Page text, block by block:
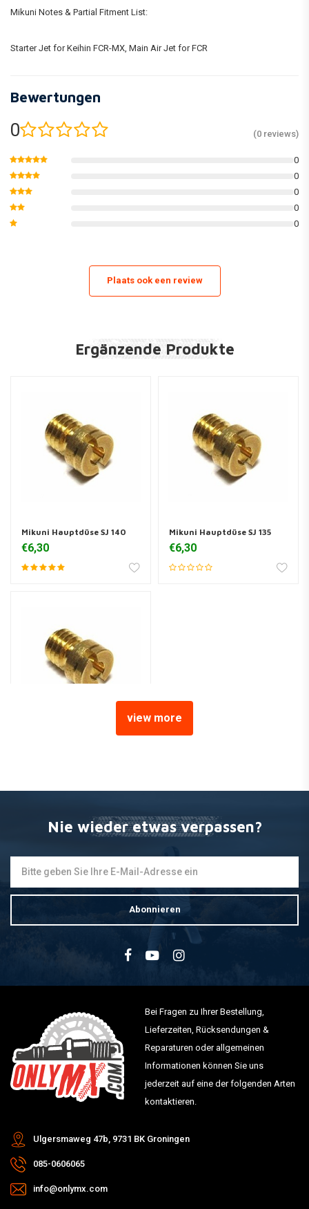
Mikuni Notes & Partial Fitment List:
Starter Jet for Keihin FCR-MX, Main Air Jet for FCR
Bewertungen
0 (0 reviews)
0
0
0
0
0
Plaats ook een review
Ergänzende Produkte
Mikuni Hauptdüse SJ 140
€6,30
Mikuni Hauptdüse SJ 135
€6,30
view more
Nie wieder etwas verpassen?
Abonnieren
Bei Fragen zu Ihrer Bestellung,
Lieferzeiten, Rücksendungen &
Reparaturen oder allgemeinen
Informationen können Sie uns
jederzeit auf eine der folgenden Arten
kontaktieren.
Ulgersmaweg 47b, 9731 BK Groningen
085-0606065
info@onlymx.com